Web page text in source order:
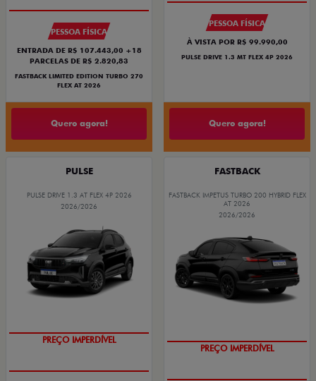
PESSOA FÍSICA
ENTRADA DE R$ 107.443,00 +18
PARCELAS DE R$ 2.820,83
FASTBACK LIMITED EDITION TURBO 270
FLEX AT 2026
Quero agora!
PESSOA FÍSICA
À VISTA POR R$ 99.990,00
PULSE DRIVE 1.3 MT FLEX 4P 2026
Quero agora!
PULSE
PULSE DRIVE 1.3 AT FLEX 4P 2026
2026/2026
PREÇO IMPERDÍVEL
FASTBACK
FASTBACK IMPETUS TURBO 200 HYBRID FLEX
AT 2026
2026/2026
PREÇO IMPERDÍVEL